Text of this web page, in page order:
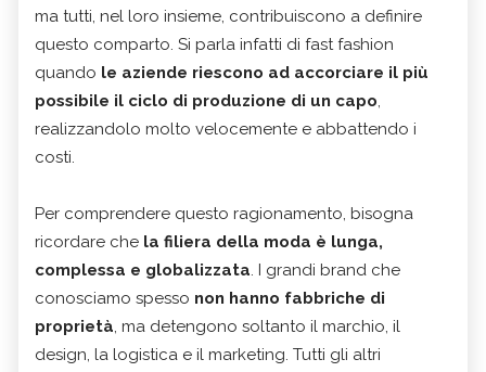
ma tutti, nel loro insieme, contribuiscono a definire
questo comparto. Si parla infatti di fast fashion
quando le aziende riescono ad accorciare il più
possibile il ciclo di produzione di un capo,
realizzandolo molto velocemente e abbattendo i
costi.
Per comprendere questo ragionamento, bisogna
ricordare che la filiera della moda è lunga,
complessa e globalizzata. I grandi brand che
conosciamo spesso non hanno fabbriche di
proprietà, ma detengono soltanto il marchio, il
design, la logistica e il marketing. Tutti gli altri